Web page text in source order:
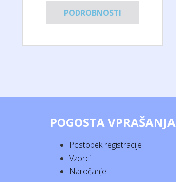
PODROBNOSTI
POGOSTA VPRAŠANJA
Postopek registracije
Vzorci
Naročanje